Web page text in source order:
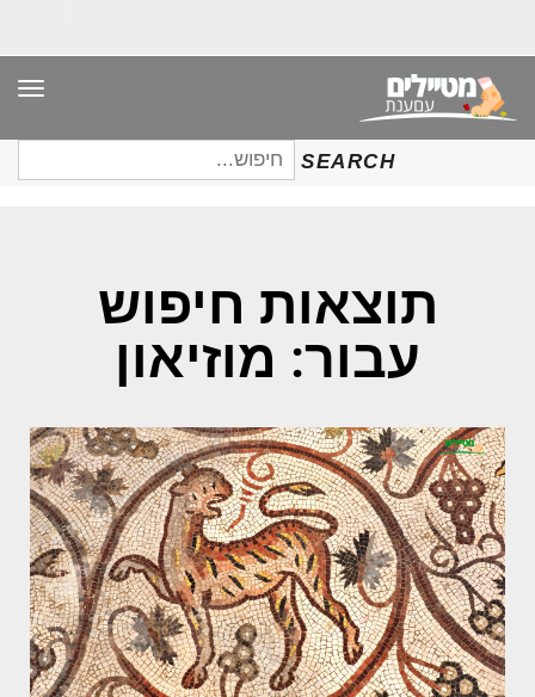
SEARCH
חיפוש
עבור:
תוצאות חיפוש
עבור: מוזיאון